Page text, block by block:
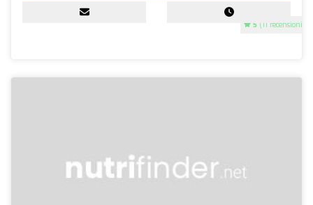
5 (11 recensioni)